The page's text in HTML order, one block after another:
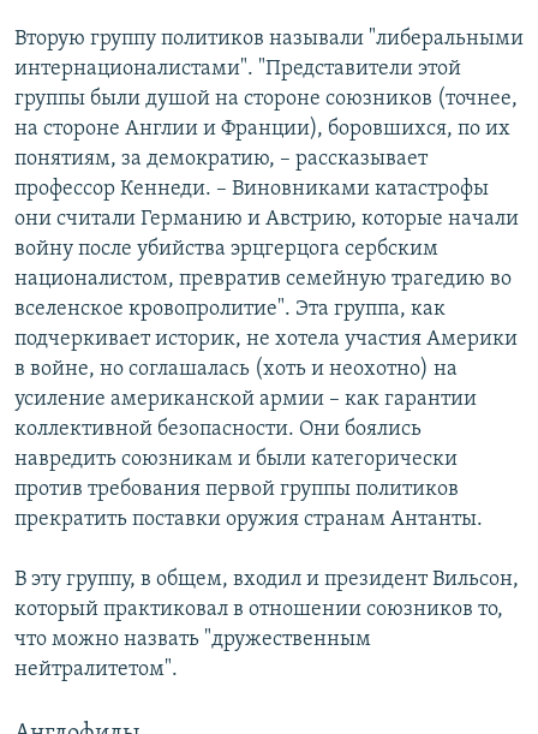
Вторую группу политиков называли "либеральными
интернационалистами". "Представители этой
группы были душой на стороне союзников (точнее,
на стороне Англии и Франции), боровшихся, по их
понятиям, за демократию, – рассказывает
профессор Кеннеди. – Виновниками катастрофы
они считали Германию и Австрию, которые начали
войну после убийства эрцгерцога сербским
националистом, превратив семейную трагедию во
вселенское кровопролитие". Эта группа, как
подчеркивает историк, не хотела участия Америки
в войне, но соглашалась (хоть и неохотно) на
усиление американской армии – как гарантии
коллективной безопасности. Они боялись
навредить союзникам и были категорически
против требования первой группы политиков
прекратить поставки оружия странам Антанты.
В эту группу, в общем, входил и президент Вильсон,
который практиковал в отношении союзников то,
что можно назвать "дружественным
нейтралитетом".